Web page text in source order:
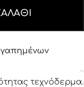
τεχνόδερμα.